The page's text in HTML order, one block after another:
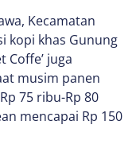
Kecamatan
kopi khas Gunung
Coffe’ juga
musim panen
75 ribu-Rp 80
mencapai Rp 150